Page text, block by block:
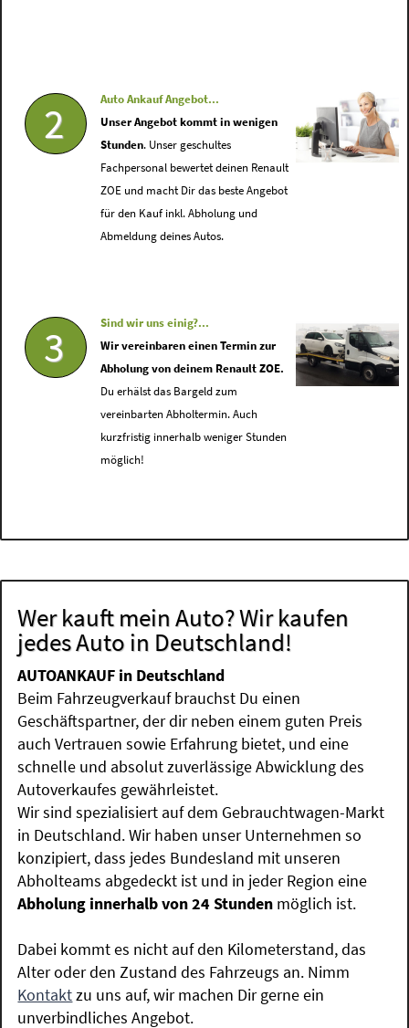
2
Auto Ankauf Angebot...
Unser Angebot kommt in wenigen
Stunden. Unser geschultes
Fachpersonal bewertet deinen Renault
ZOE und macht Dir das beste Angebot
für den Kauf inkl. Abholung und
Abmeldung deines Autos.
3
Sind wir uns einig?...
Wir vereinbaren einen Termin zur
Abholung von deinem Renault ZOE.
Du erhälst das Bargeld zum
vereinbarten Abholtermin. Auch
kurzfristig innerhalb weniger Stunden
möglich!
Wer kauft mein Auto? Wir kaufen
jedes Auto in Deutschland!
AUTOANKAUF in Deutschland
Beim Fahrzeugverkauf brauchst Du einen
Geschäftspartner, der dir neben einem guten Preis
auch Vertrauen sowie Erfahrung bietet, und eine
schnelle und absolut zuverlässige Abwicklung des
Autoverkaufes gewährleistet.
Wir sind spezialisiert auf dem Gebrauchtwagen-Markt
in Deutschland. Wir haben unser Unternehmen so
konzipiert, dass jedes Bundesland mit unseren
Abholteams abgedeckt ist und in jeder Region eine
Abholung innerhalb von 24 Stunden möglich ist.
Dabei kommt es nicht auf den Kilometerstand, das
Alter oder den Zustand des Fahrzeugs an. Nimm
Kontaktzu uns auf, wir machen Dir gerne ein
unverbindliches Angebot.